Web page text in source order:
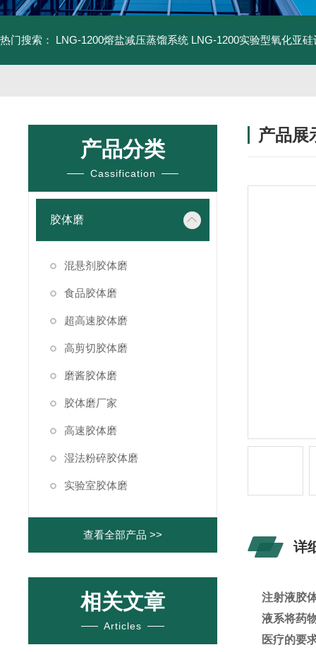
热门搜索： LNG-1200熔盐减压蒸馏系统 LNG-1200实验型氧化亚硅
产品分类
Cassification
胶体磨
混悬剂胶体磨
食品胶体磨
超高速胶体磨
高剪切胶体磨
磨酱胶体磨
胶体磨厂家
高速胶体磨
湿法粉碎胶体磨
实验室胶体磨
查看全部产品 >>
相关文章
Articles
产品展
详
注射液胶
液系将药
医疗的要